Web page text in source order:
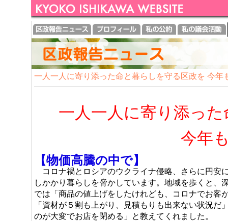
一人一人に寄り添った命と暮らしを守る区政を 今年
一人一人に寄り添っ
今年もよろし
【物価高騰の中で】
コロナ禍とロシアのウクライナ侵略、さらに円安
しかかり暮らしを脅かしています。地域を歩くと、
では「商品の値上げをしたけれども、コロナでお客
「資材が５割も上がり、見積もりも出来ない状況だ
のが大変でお店を閉める」と教えてくれました。